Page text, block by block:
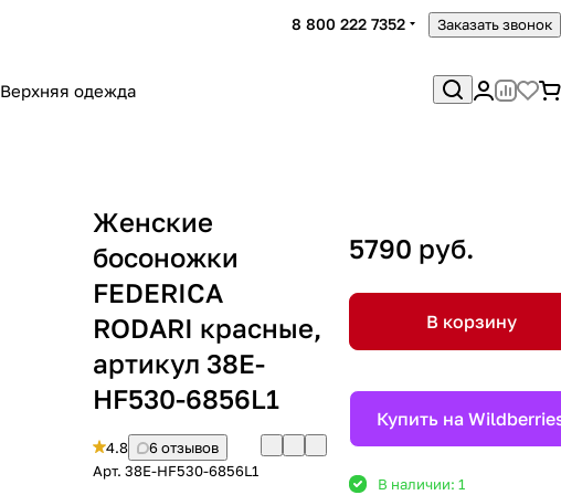
8 800 222 7352 Заказать звонок
Верхняя одежда
Женские
босоножки
FEDERICA
RODARI красные,
артикул 38E-
HF530-6856L1
4.8
6 отзывов
Арт. 38E-HF530-6856L1
5790 руб.
В корзину
Купить на
В наличии: 1